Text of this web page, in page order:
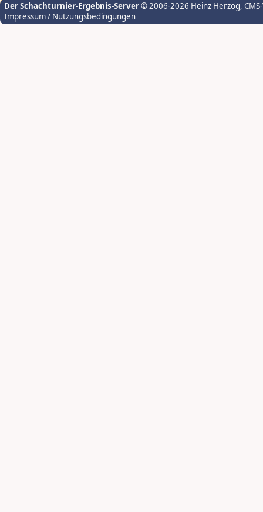
Der Schachturnier-Ergebnis-Server© 2006-2026 Heinz Herzog,
Impressum / Nutzungsbedingungen